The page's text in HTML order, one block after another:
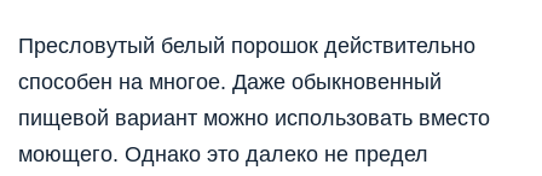
Пресловутый белый порошок действительно
способен на многое. Даже обыкновенный
пищевой вариант можно использовать вместо
моющего. Однако это далеко не предел